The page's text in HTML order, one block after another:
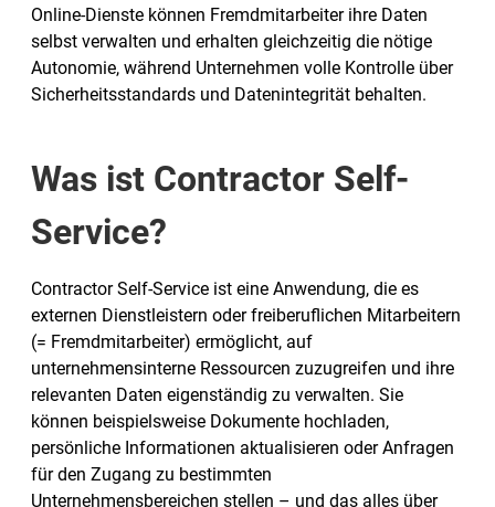
Online-Dienste können Fremdmitarbeiter ihre Daten
selbst verwalten und erhalten gleichzeitig die nötige
Autonomie, während Unternehmen volle Kontrolle über
Sicherheitsstandards und Datenintegrität behalten.
Was ist Contractor Self-
Service?
Contractor Self-Service ist eine Anwendung, die es
externen Dienstleistern oder freiberuflichen Mitarbeitern
(= Fremdmitarbeiter) ermöglicht, auf
unternehmensinterne Ressourcen zuzugreifen und ihre
relevanten Daten eigenständig zu verwalten. Sie
können beispielsweise Dokumente hochladen,
persönliche Informationen aktualisieren oder Anfragen
für den Zugang zu bestimmten
Unternehmensbereichen stellen – und das alles über